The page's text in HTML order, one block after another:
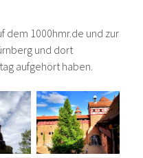
dem 1000hmr.de und zur
und dort
aufgehört haben.